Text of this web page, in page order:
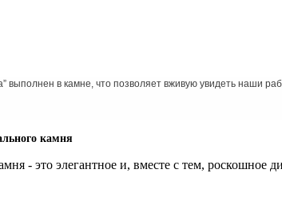
выполнен в камне, что позволяет вживую увидеть наши
камня
- это элегантное и, вместе с тем, роскошное